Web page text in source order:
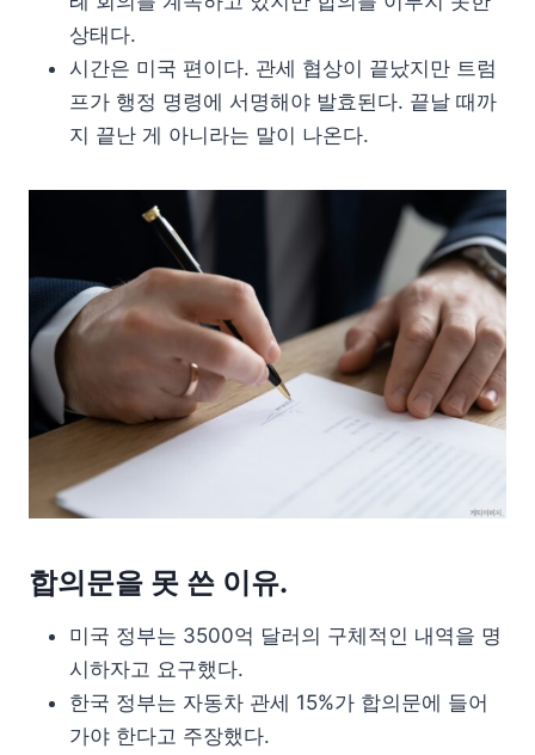
상태다.
시간은 미국 편이다. 관세 협상이 끝났지만 트럼
프가 행정 명령에 서명해야 발효된다. 끝날 때까
지 끝난 게 아니라는 말이 나온다.
합의문을 못 쓴 이유.
미국 정부는 3500억 달러의 구체적인 내역을 명
시하자고 요구했다.
한국 정부는 자동차 관세 15%가 합의문에 들어
가야 한다고 주장했다.